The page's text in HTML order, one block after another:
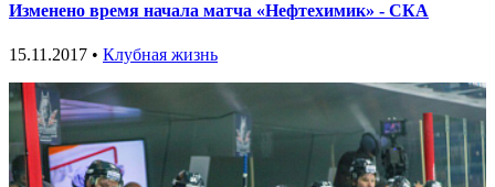
Изменено время начала матча «Нефтехимик» - СКА
15.11.2017 • Клубная жизнь